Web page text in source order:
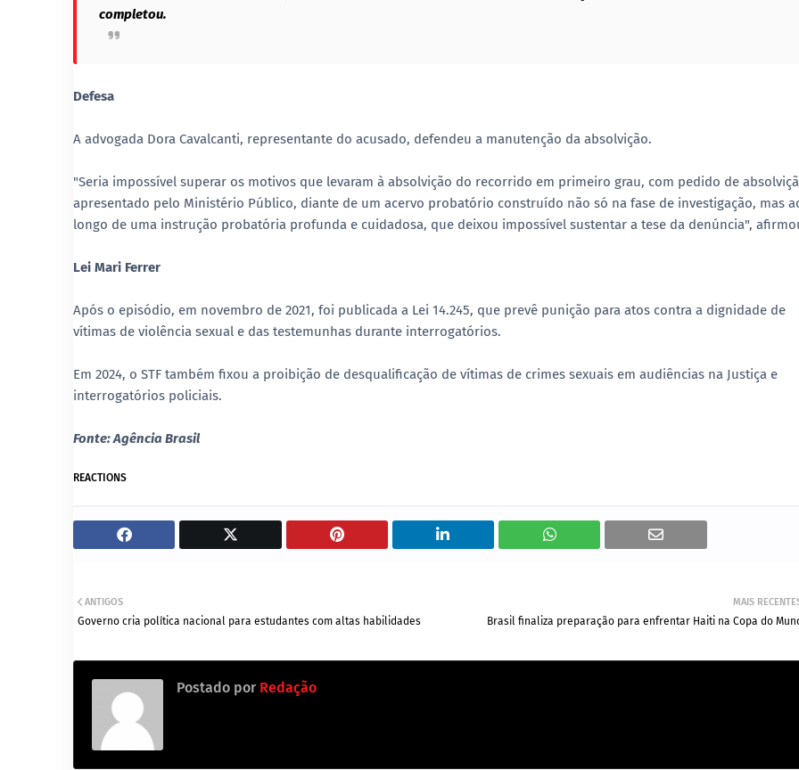
completou.
Defesa
A advogada Dora Cavalcanti, representante do acusado, defendeu a manutenção da absolvição.
"Seria impossível superar os motivos que levaram à absolvição do recorrido em primeiro grau, com pedido de
apresentado pelo Ministério Público, diante de um acervo probatório construído não só na fase de investigação, mas
longo de uma instrução probatória profunda e cuidadosa, que deixou impossível sustentar a tese da denúncia",
Lei Mari Ferrer
Após o episódio, em novembro de 2021, foi publicada a Lei 14.245, que prevê punição para atos contra a dignidade de
vítimas de violência sexual e das testemunhas durante interrogatórios.
Em 2024, o STF também fixou a proibição de desqualificação de vítimas de crimes sexuais em audiências na Justiça e
interrogatórios policiais.
Fonte: Agência Brasil
REACTIONS
MAIS
Brasil finaliza preparação para enfrentar Haiti na Copa do
ANTIGOS
Governo cria política nacional para estudantes com altas habilidades
Postado por Redação